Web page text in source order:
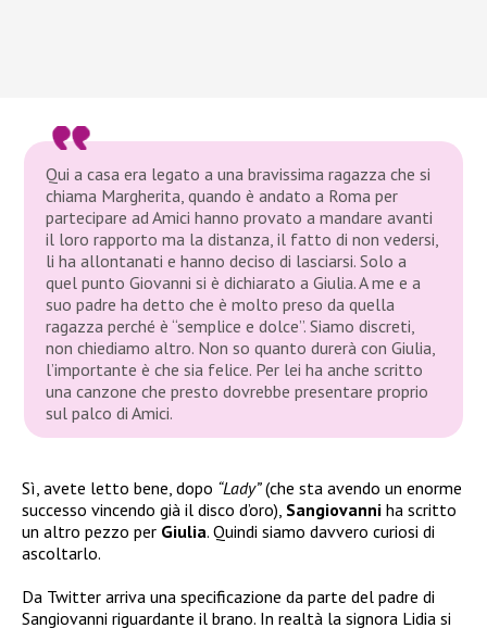
Qui a casa era legato a una bravissima ragazza che si
chiama Margherita, quando è andato a Roma per
partecipare ad Amici hanno provato a mandare avanti
il loro rapporto ma la distanza, il fatto di non vedersi,
li ha allontanati e hanno deciso di lasciarsi. Solo a
quel punto Giovanni si è dichiarato a Giulia. A me e a
suo padre ha detto che è molto preso da quella
ragazza perché è “semplice e dolce”. Siamo discreti,
non chiediamo altro. Non so quanto durerà con Giulia,
l’importante è che sia felice. Per lei ha anche scritto
una canzone che presto dovrebbe presentare proprio
sul palco di Amici.
Sì, avete letto bene, dopo “Lady”(che sta avendo un enorme
successo vincendo già il disco d’oro), Sangiovanni ha scritto
un altro pezzo per Giulia. Quindi siamo davvero curiosi di
ascoltarlo.
Da Twitter arriva una specificazione da parte del padre di
Sangiovanni riguardante il brano. In realtà la signora Lidia si